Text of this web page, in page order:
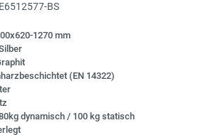
BS
1270 mm
(EN 14322)
dynamisch / 100 kg statisch